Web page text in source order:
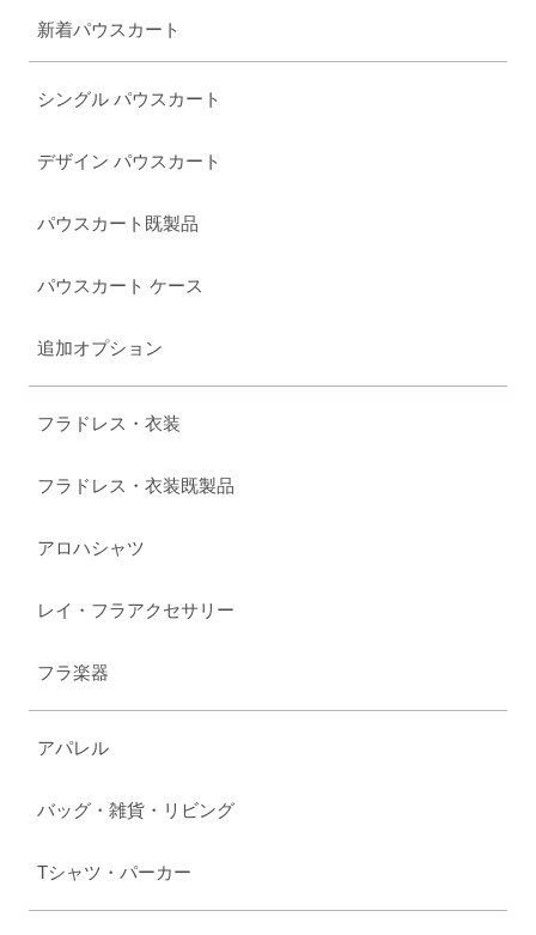
新着パウスカート
シングル パウスカート
デザイン パウスカート
パウスカート既製品
パウスカート ケース
追加オプション
フラドレス・衣装
フラドレス・衣装既製品
アロハシャツ
レイ・フラアクセサリー
フラ楽器
アパレル
バッグ・雑貨・リビング
Tシャツ・パーカー